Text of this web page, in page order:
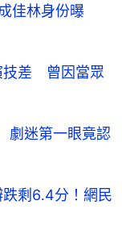
佳林身份曝
技差 曾因當眾
劇迷第一眼竟認
剩6․4分！網民